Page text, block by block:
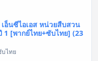
เอ็นซีไอเอส หน่วยสืบสวน
1 [พากย์ไทย+ซับไทย] (23
บไทย